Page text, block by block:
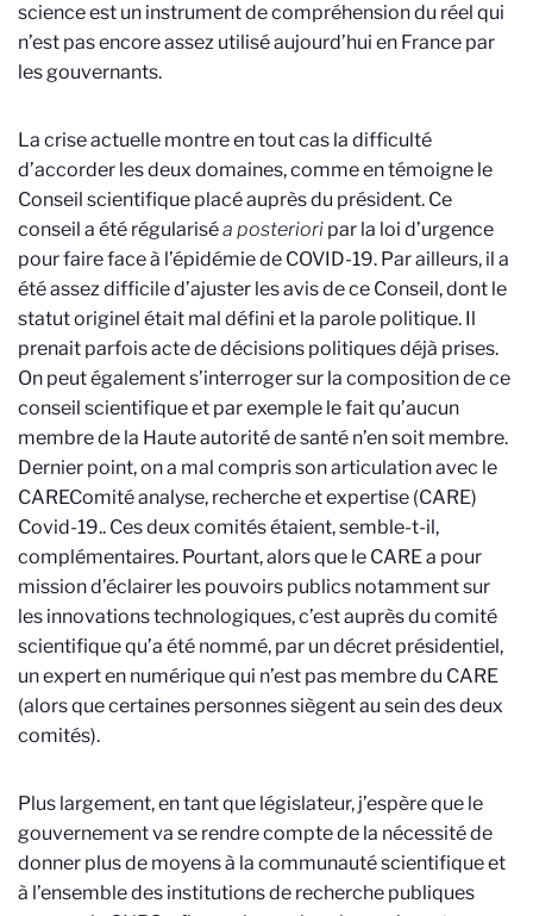
science est un instrument de compréhension du réel qui
n’est pas encore assez utilisé aujourd’hui en France par
les gouvernants.
La crise actuelle montre en tout cas la difficulté
d’accorder les deux domaines, comme en témoigne le
Conseil scientifique placé auprès du président. Ce
conseil a été régulariséa posteriori par la loi d’urgence
pour faire face à l’épidémie de COVID-19. Par ailleurs, il a
été assez difficile d’ajuster les avis de ce Conseil, dont le
statut originel était mal défini et la parole politique. Il
prenait parfois acte de décisions politiques déjà prises.
On peut également s’interroger sur la composition de ce
conseil scientifique et par exemple le fait qu’aucun
membre de la Haute autorité de santé n’en soit membre.
Dernier point, on a mal compris son articulation avec le
CAREComité analyse, recherche et expertise (CARE)
Covid-19.. Ces deux comités étaient, semble-t-il,
complémentaires. Pourtant, alors que le CARE a pour
mission d’éclairer les pouvoirs publics notamment sur
les innovations technologiques, c’est auprès du comité
scientifique qu’a été nommé, par un décret présidentiel,
un expert en numérique qui n’est pas membre du CARE
(alors que certaines personnes siègent au sein des deux
comités).
Plus largement, en tant que législateur, j’espère que le
gouvernement va se rendre compte de la nécessité de
donner plus de moyens à la communauté scientifique et
à l’ensemble des institutions de recherche publiques